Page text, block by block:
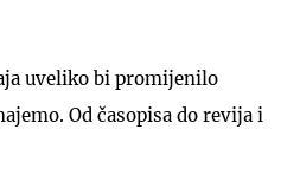
uveliko bi promijenilo
Od časopisa do revija i